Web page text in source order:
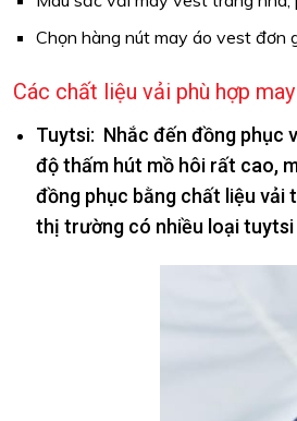
Chọn hàng nút may áo vest đơn
Các chất liệu vải phù hợp
Tuytsi: Nhắc đến đồng phục
độ thấm hút mồ hôi rất cao,
đồng phục bằng chất liệu vải
thị trường có nhiều loại tuytsi